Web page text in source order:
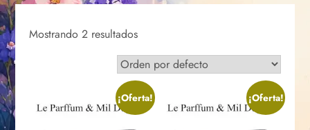
Mostrando 2 resultados
¡Oferta! ¡Oferta!